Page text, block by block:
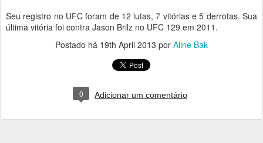
Seu registro no UFC foram de 12 lutas, 7 vitórias e 5 derrotas. Sua
última vitória foi contra Jason Brilz no UFC 129 em 2011.
Postado há 19th April 2013 por Aline Bak
0 Adicionar um comentário